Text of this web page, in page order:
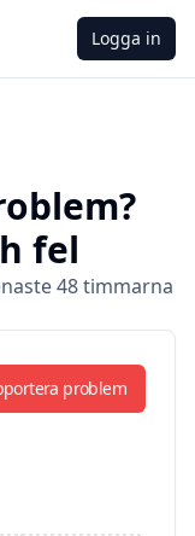
Logga in
fel
48 timmarna
problem